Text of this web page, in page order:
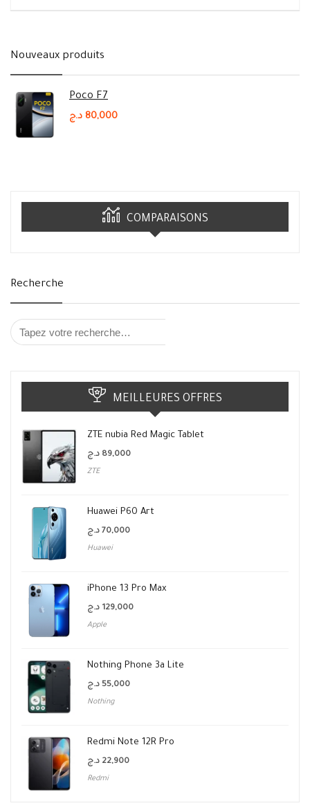
Nouveaux produits
Poco F7
80,000 د.ج
COMPARAISONS
Recherche
MEILLEURES OFFRES
ZTE nubia Red Magic Tablet
89,000 د.ج
ZTE
Huawei P60 Art
70,000 د.ج
Huawei
iPhone 13 Pro Max
129,000 د.ج
Apple
Nothing Phone 3a Lite
55,000 د.ج
Nothing
Redmi Note 12R Pro
22,900 د.ج
Redmi